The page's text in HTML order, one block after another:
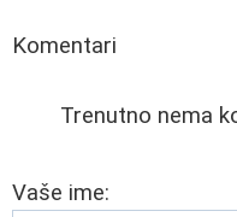
Komentari
Trenutno nema
Vaše ime: